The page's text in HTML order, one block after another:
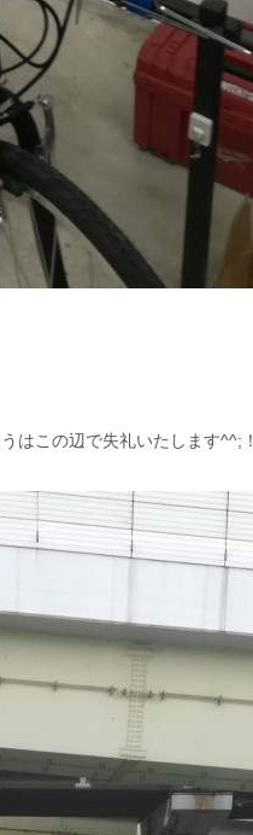
はこの辺で失礼いたします^^;！